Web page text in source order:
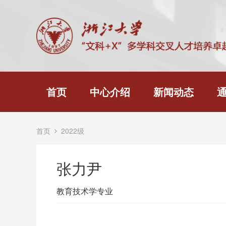
首页 中心介绍 新闻动态
首页 2022级
张力尹
教育技术学专业